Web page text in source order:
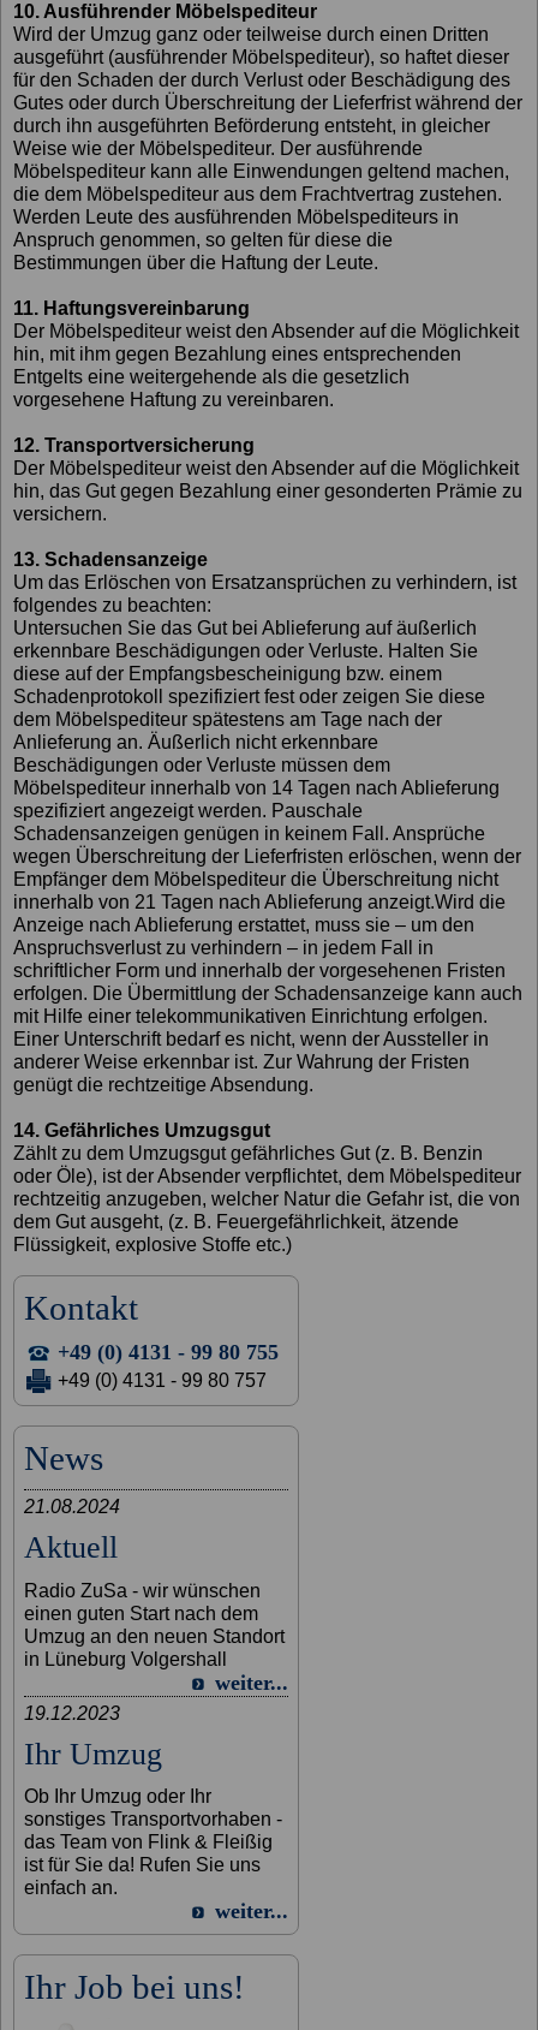
10. Ausführender Möbelspediteur
Wird der Umzug ganz oder teilweise durch einen Dritten
ausgeführt (ausführender Möbelspediteur), so haftet dieser
für den Schaden der durch Verlust oder Beschädigung des
Gutes oder durch Überschreitung der Lieferfrist während der
durch ihn ausgeführten Beförderung entsteht, in gleicher
Weise wie der Möbelspediteur. Der ausführende
Möbelspediteur kann alle Einwendungen geltend machen,
die dem Möbelspediteur aus dem Frachtvertrag zustehen.
Werden Leute des ausführenden Möbelspediteurs in
Anspruch genommen, so gelten für diese die
Bestimmungen über die Haftung der Leute.
11. Haftungsvereinbarung
Der Möbelspediteur weist den Absender auf die Möglichkeit
hin, mit ihm gegen Bezahlung eines entsprechenden
Entgelts eine weitergehende als die gesetzlich
vorgesehene Haftung zu vereinbaren.
12. Transportversicherung
Der Möbelspediteur weist den Absender auf die Möglichkeit
hin, das Gut gegen Bezahlung einer gesonderten Prämie zu
versichern.
13. Schadensanzeige
Um das Erlöschen von Ersatzansprüchen zu verhindern, ist
folgendes zu beachten:
Untersuchen Sie das Gut bei Ablieferung auf äußerlich
erkennbare Beschädigungen oder Verluste. Halten Sie
diese auf der Empfangsbescheinigung bzw. einem
Schadenprotokoll spezifiziert fest oder zeigen Sie diese
dem Möbelspediteur spätestens am Tage nach der
Anlieferung an. Äußerlich nicht erkennbare
Beschädigungen oder Verluste müssen dem
Möbelspediteur innerhalb von 14 Tagen nach Ablieferung
spezifiziert angezeigt werden. Pauschale
Schadensanzeigen genügen in keinem Fall. Ansprüche
wegen Überschreitung der Lieferfristen erlöschen, wenn der
Empfänger dem Möbelspediteur die Überschreitung nicht
innerhalb von 21 Tagen nach Ablieferung anzeigt.Wird die
Anzeige nach Ablieferung erstattet, muss sie – um den
Anspruchsverlust zu verhindern – in jedem Fall in
schriftlicher Form und innerhalb der vorgesehenen Fristen
erfolgen. Die Übermittlung der Schadensanzeige kann auch
mit Hilfe einer telekommunikativen Einrichtung erfolgen.
Einer Unterschrift bedarf es nicht, wenn der Aussteller in
anderer Weise erkennbar ist. Zur Wahrung der Fristen
genügt die rechtzeitige Absendung.
14. Gefährliches Umzugsgut
Zählt zu dem Umzugsgut gefährliches Gut (z. B. Benzin
oder Öle), ist der Absender verpflichtet, dem Möbelspediteur
rechtzeitig anzugeben, welcher Natur die Gefahr ist, die von
dem Gut ausgeht, (z. B. Feuergefährlichkeit, ätzende
Flüssigkeit, explosive Stoffe etc.)
Kontakt
+49 (0) 4131 - 99 80 755
+49 (0) 4131 - 99 80 757
News
21.08.2024
Aktuell
Radio ZuSa - wir wünschen
einen guten Start nach dem
Umzug an den neuen Standort
in Lüneburg Volgershall
weiter...
19.12.2023
Ihr Umzug
Ob Ihr Umzug oder Ihr
sonstiges Transportvorhaben -
das Team von Flink & Fleißig
ist für Sie da! Rufen Sie uns
einfach an.
weiter...
Ihr Job bei uns!